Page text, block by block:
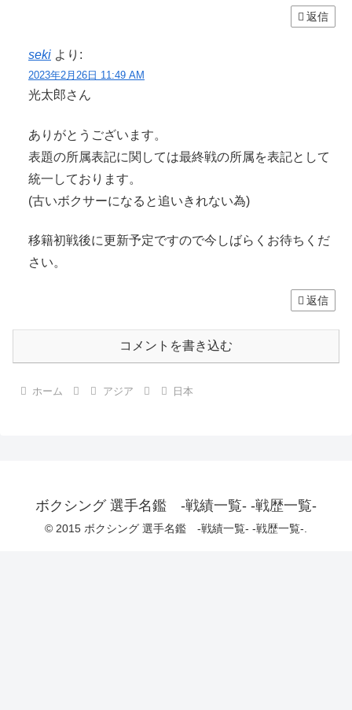
返信
seki より:
2023年2月26日 11:49 AM
光太郎さん
ありがとうございます。
表題の所属表記に関しては最終戦の所属を表記として
統一しております。
(古いボクサーになると追いきれない為)
移籍初戦後に更新予定ですので今しばらくお待ちくだ
さい。
返信
コメントを書き込む
ホーム アジア 日本
ボクシング 選手名鑑 -戦績一覧- -戦歴一覧-
© 2015 ボクシング 選手名鑑 -戦績一覧- -戦歴一覧-.